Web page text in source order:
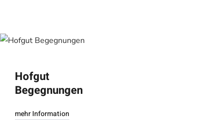
Hofgut
Begegnungen
mehr Information